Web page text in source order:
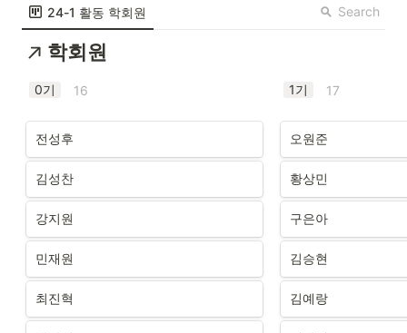
24-1 활동 학회원 Search
학회원
0기 16 1기 17
전성후
김성찬
강지원
민재원
최진혁
오원준
황상민
구은아
김승현
김예랑